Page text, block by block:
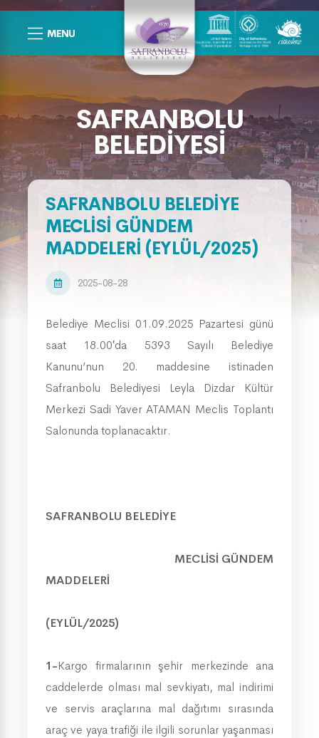
MENU
SAFRANBOLU
BELEDIYESI
SAFRANBOLU BELEDİYE
MECLİSİ GÜNDEM
MADDELERİ (EYLÜL/2025)
2025-08-28
Belediye Meclisi 01.09.2025 Pazartesi günü
saat 18.00′da 5393 Sayılı Belediye
Kanunu’nun 20. mad­de­sine istinaden
Safranbolu Belediyesi Leyla Dizdar Kültür
Merkezi Sadi Yaver ATAMAN Meclis Toplantı
Salonunda toplanacaktır.
SAFRANBOLU BELEDİYE
MECLİSİ GÜNDEM
MADDELERİ
(EYLÜL/2025)
1-Kargo firmalarının şehir merkezinde ana
caddelerde olması mal sevkiyatı, mal indirimi
ve servis araçlarına mal dağıtımı sırasında
araç ve yaya trafiği ile ilgili sorunlar yaşanması